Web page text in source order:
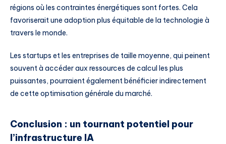
régions où les contraintes énergétiques sont fortes. Cela
favoriserait une adoption plus équitable de la technologie à
travers le monde.
Les startups et les entreprises de taille moyenne, qui peinent
souvent à accéder aux ressources de calcul les plus
puissantes, pourraient également bénéficier indirectement
de cette optimisation générale du marché.
Conclusion : un tournant potentiel pour
l’infrastructure IA